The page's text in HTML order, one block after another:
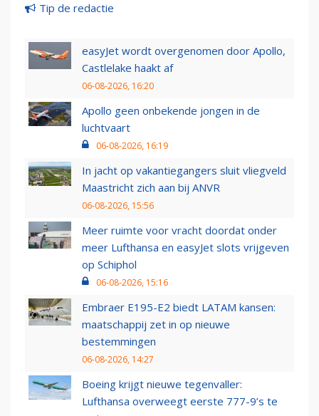
Tip de redactie
easyJet wordt overgenomen door Apollo,
Castlelake haakt af
06-08-2026, 16:20
Apollo geen onbekende jongen in de
luchtvaart
06-08-2026, 16:19
In jacht op vakantiegangers sluit vliegveld
Maastricht zich aan bij ANVR
06-08-2026, 15:56
Meer ruimte voor vracht doordat onder
meer Lufthansa en easyJet slots vrijgeven
op Schiphol
06-08-2026, 15:16
Embraer E195-E2 biedt LATAM kansen:
maatschappij zet in op nieuwe
bestemmingen
06-08-2026, 14:27
Boeing krijgt nieuwe tegenvaller:
Lufthansa overweegt eerste 777-9’s te